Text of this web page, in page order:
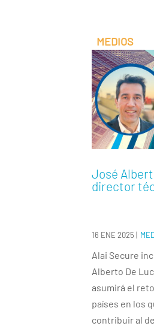
José
director
16 ENE 2025 |
Alai Secure
Alberto De
asumirá el
países en los
contribuir al